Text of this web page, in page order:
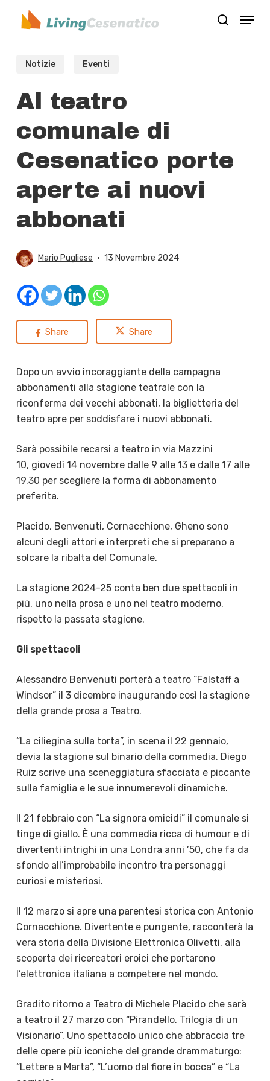
search
Menu
Notizie Eventi
Al teatro
comunale di
Cesenatico porte
aperte ai nuovi
abbonati
Mario Pugliese 13 Novembre 2024
Share Share
Dopo un avvio incoraggiante della campagna
abbonamenti alla stagione teatrale con la
riconferma dei vecchi abbonati, la biglietteria del
teatro apre per soddisfare i nuovi abbonati.
Sarà possibile recarsi a teatro in via Mazzini
10, giovedì 14 novembre dalle 9 alle 13 e dalle 17 alle
19.30 per scegliere la forma di abbonamento
preferita.
Placido, Benvenuti, Cornacchione, Gheno sono
alcuni degli attori e interpreti che si preparano a
solcare la ribalta del Comunale.
La stagione 2024-25 conta ben due spettacoli in
più, uno nella prosa e uno nel teatro moderno,
rispetto la passata stagione.
Gli spettacoli
Alessandro Benvenuti porterà a teatro “Falstaff a
Windsor” il 3 dicembre inaugurando così la stagione
della grande prosa a Teatro.
“La ciliegina sulla torta”, in scena il 22 gennaio,
devia la stagione sul binario della commedia. Diego
Ruiz scrive una sceneggiatura sfacciata e piccante
sulla famiglia e le sue innumerevoli dinamiche.
Il 21 febbraio con “La signora omicidi” il comunale si
tinge di giallo. È una commedia ricca di humour e di
divertenti intrighi in una Londra anni ’50, che fa da
sfondo all’improbabile incontro tra personaggi
curiosi e misteriosi.
Il 12 marzo si apre una parentesi storica con Antonio
Cornacchione. Divertente e pungente, racconterà la
vera storia della Divisione Elettronica Olivetti, alla
scoperta dei ricercatori eroici che portarono
l’elettronica italiana a competere nel mondo.
Gradito ritorno a Teatro di Michele Placido che sarà
a teatro il 27 marzo con “Pirandello. Trilogia di un
Visionario”. Uno spettacolo unico che abbraccia tre
delle opere più iconiche del grande drammaturgo:
“Lettere a Marta”, “L’uomo dal fiore in bocca” e “La